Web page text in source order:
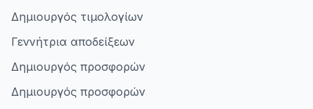
Δημιουργός τιμολογίων
Γεννήτρια αποδείξεων
Δημιουργός προσφορών
Δημιουργός προσφορών